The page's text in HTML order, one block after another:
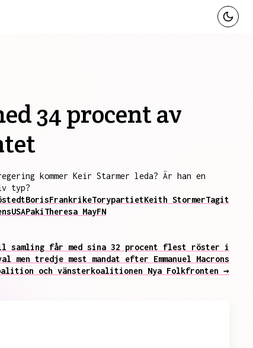
34 procent av
kommer Keir Starmer leda? Är han en
typ?
BorisFrankrikeTorypartietKeith StormerTagit
USAPakiTheresa MayFN
samling får med sina 32 procent flest röster i
men tredje mest mandat efter Emmanuel Macrons
och vänsterkoalitionen Nya Folkfronten →